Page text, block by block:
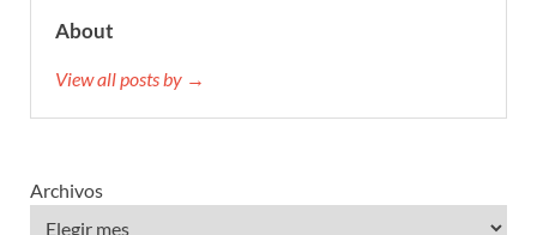
About
View all posts by →
Archivos